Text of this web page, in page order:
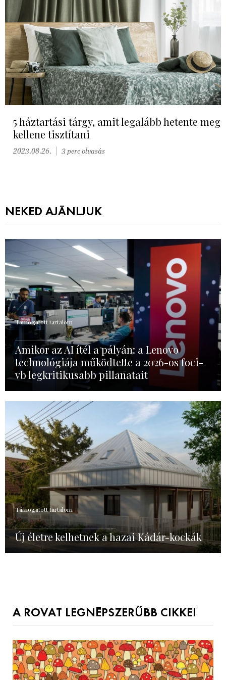
5 háztartási tárgy, amit legalább hetente meg
kellene tisztítani
2023.08.26. 3 perc olvasás
NEKED AJÁNLJUK
Támogatott tartalom
Amikor az AI ítél a pályán: a Lenovo
technológiája működtette a 2026-os foci-
vb legkritikusabb pillanatait
Támogatott tartalom
Új életre kelhetnek a hazai Kádár-kockák
A ROVAT LEGNÉPSZERŰBB CIKKEI